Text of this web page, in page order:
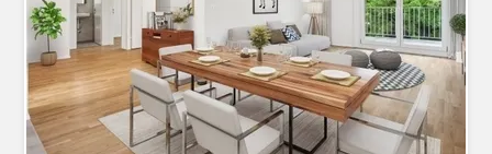
quartier de Vuichardaz se compose comme suit : - Hall
avec placards intégrés - Séjour/salle à manger - Cuisine
équipée ouverte sur le séjour - 2 chambres - Salle-de-
bain - WC grande terrasseBalcon...